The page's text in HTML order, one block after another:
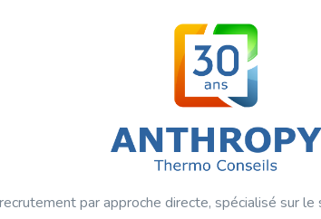
par approche directe, spécialisé sur